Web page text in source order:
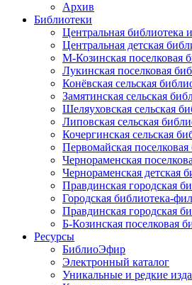
Архив
Библиотеки
Центральная
Центральная детская
М-Козинская поселковая
Лукинская поселковая
Конёвская сельская
Замятинская сельская
Шеляуховская сельская
Липовская сельская
Кочергинская сельская
Первомайская
Чернораменская
Чернораменская детская
Правдинская городская
Городская библиотека-
Правдинская городская
Б-Козинская поселковая
Ресурсы
БиблиоЭфир
Электронный каталог
Уникальные и редкие